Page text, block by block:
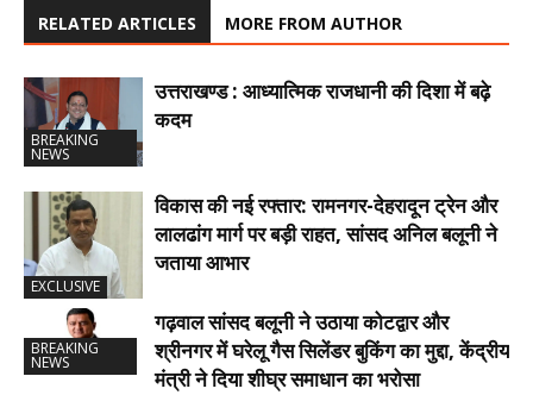
RELATED ARTICLES MORE FROM AUTHOR
BREAKING
NEWS
उत्तराखण्ड : आध्यात्मिक राजधानी की दिशा में बढ़े
कदम
EXCLUSIVE
विकास की नई रफ्तार: रामनगर-देहरादून ट्रेन और
लालढांग मार्ग पर बड़ी राहत, सांसद अनिल बलूनी ने
जताया आभार
BREAKING
NEWS
गढ़वाल सांसद बलूनी ने उठाया कोटद्वार और
श्रीनगर में घरेलू गैस सिलेंडर बुकिंग का मुद्दा, केंद्रीय
मंत्री ने दिया शीघ्र समाधान का भरोसा